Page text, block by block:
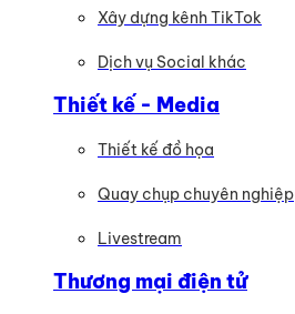
Xây dựng kênh TikTok
Dịch vụ Social khác
Thiết kế - Media
Thiết kế đồ họa
Quay chụp chuyên nghiệp
Livestream
Thương mại điện tử